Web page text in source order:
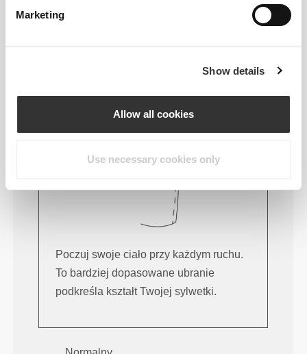
Marketing
Show details
Allow all cookies
Use necessary cookies only
Poczuj swoje ciało przy każdym ruchu.
To bardziej dopasowane ubranie
podkreśla kształt Twojej sylwetki.